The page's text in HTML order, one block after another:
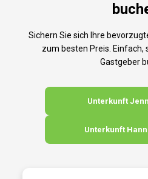
Sichern Sie sich Ihre
zum besten Preis. Einfach,
Gastgeber
Unterkunft
Unterkunft